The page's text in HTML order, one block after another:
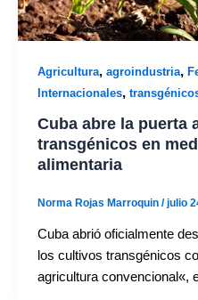
Agricultura, agroindustria,
Internacionales,
Cuba abre la puerta
transgénicos en
alimentaria
Norma Rojas Marroquin /julio
Cuba abrió oficialmente
los cultivos transgénicos
agricultura convencional«,